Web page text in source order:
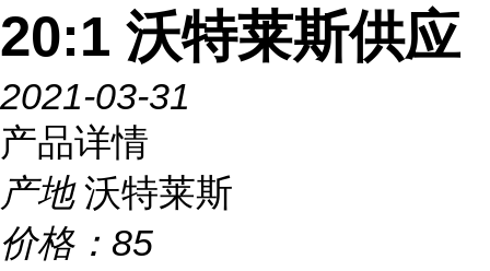
20:1 沃特莱斯供应
2021-03-31
产品详情
产地 沃特莱斯
价格： 85